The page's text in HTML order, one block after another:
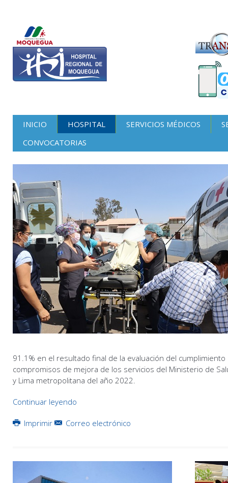
INICIO HOSPITAL SERVICIOS MÉDICOS
CONVOCATORIAS
91.1% en el resultado final de la evaluación del
compromisos de mejora de los servicios del Ministerio de
y Lima metropolitana del año 2022.
Continuar leyendo
Imprimir Correo electrónico